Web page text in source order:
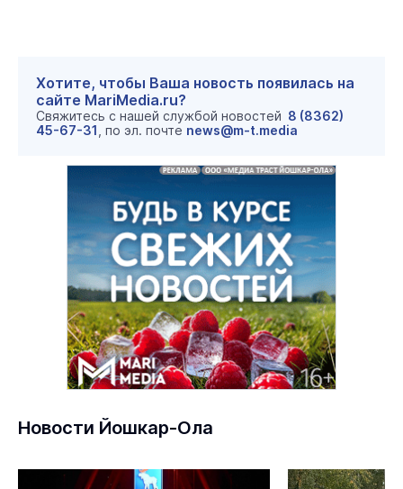
Хотите, чтобы Ваша новость появилась на
сайте MariMedia.ru?
Свяжитесь с нашей службой новостей 8 (8362)
45-67-31 , по эл. почте news@m-t.media
Новости Йошкар-Ола